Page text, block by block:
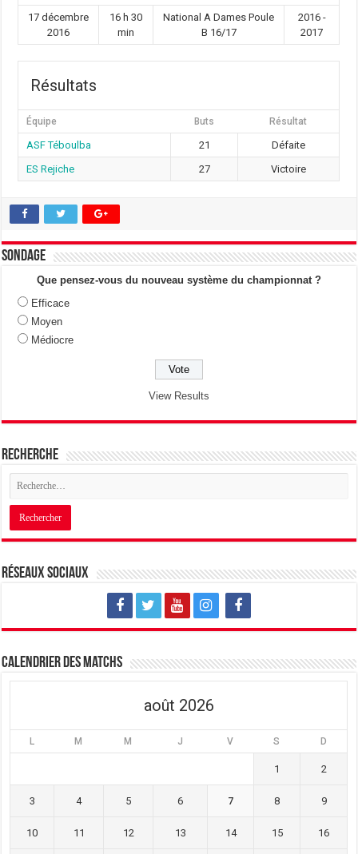
17 décembre
2016
16 h 30
min
National A Dames Poule
B 16/17
2016 -
2017
Résultats
Équipe Buts Résultat
ASF Téboulba 21
Défaite
ES Rejiche
27 Victoire
Sondage
Que pensez-vous du nouveau système du championnat ?
Efficace
Moyen
Médiocre
View Results
Recherche
Réseaux sociaux
Calendrier des matchs
août 2026
L M M J V S D
1 2
3 4 5 6 7 8 9
10 11 12 13 14 15 16